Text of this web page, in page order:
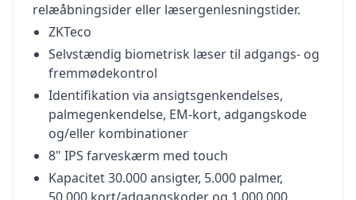
relæåbningsider eller læsergenlesningstider.
ZKTeco
Selvstændig biometrisk læser til adgangs- og
fremmødekontrol
Identifikation via ansigtsgenkendelses,
palmegenkendelse, EM-kort, adgangskode
og/eller kombinationer
8" IPS farveskærm med touch
Kapacitet 30.000 ansigter, 5.000 palmer,